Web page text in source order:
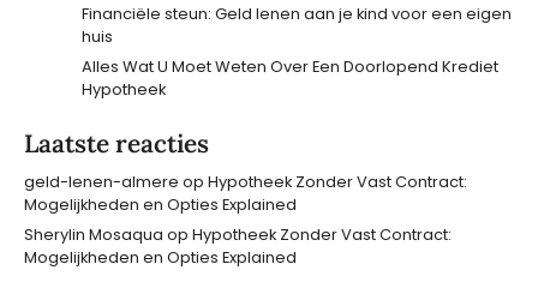
Financiële steun: Geld lenen aan je kind voor een eigen
huis
Alles Wat U Moet Weten Over Een Doorlopend Krediet
Hypotheek
Laatste reacties
geld-lenen-almere op Hypotheek Zonder Vast Contract:
Mogelijkheden en Opties Explained
Sherylin Mosaqua op Hypotheek Zonder Vast Contract:
Mogelijkheden en Opties Explained